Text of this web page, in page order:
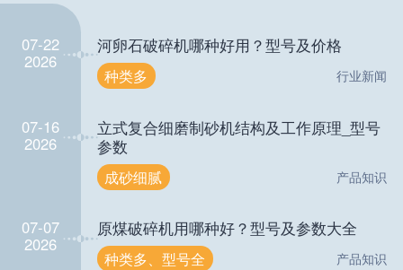
07-22
2026
河卵石破碎机哪种好用？型号及价格
种类多 行业新闻
07-16
2026
立式复合细磨制砂机结构及工作原理_型号
参数
成砂细腻 产品知识
07-07
2026
原煤破碎机用哪种好？型号及参数大全
种类多、型号全 产品知识